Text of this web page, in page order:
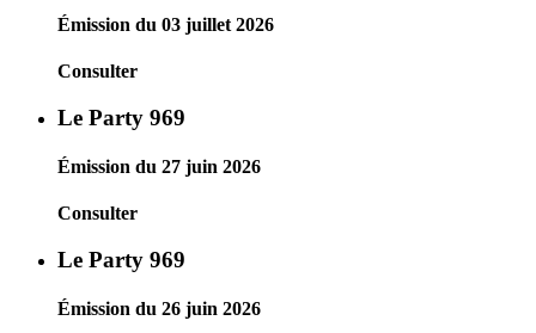
Émission du 03 juillet 2026
Consulter
Le Party 969
Émission du 27 juin 2026
Consulter
Le Party 969
Émission du 26 juin 2026